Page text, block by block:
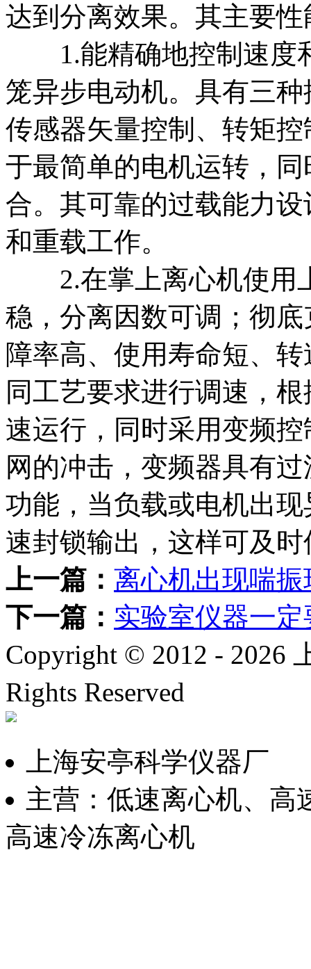
达到分离效果。其主要
1.能精确地控制速度
笼异步电动机。具有三
传感器矢量控制、转矩
于最简单的电机运转，
合。其可靠的过载能力
和重载工作。
2.在掌上离心机使用
稳，分离因数可调；彻
障率高、使用寿命短、
同工艺要求进行调速，
速运行，同时采用变频
网的冲击，变频器具有
功能，当负载或电机出
速封锁输出，这样可及
上一篇： 离心机出现喘
下一篇： 实验室仪器一
Copyright © 2012 - 2026
Rights Reserved
上海安亭科学仪器厂
主营：低速离心机、高
高速冷冻离心机